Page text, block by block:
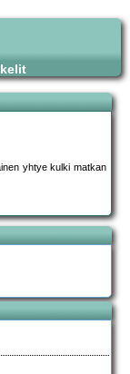
yhtye kulki matkan